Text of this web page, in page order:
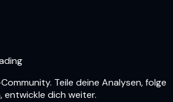
Teile deine Analysen, folge
entwickle dich weiter.